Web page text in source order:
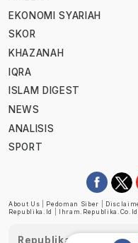
EKONOMI SYARIAH
SKOR
KHAZANAH
IQRA
ISLAM DIGEST
NEWS
ANALISIS
SPORT
About Us Pedoman Siber
Republika.id
Ihram.republika.co.id
Republika telah